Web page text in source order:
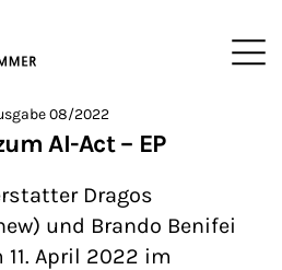
>
Nachrichten aus Brüssel
08/2022
AI-Act – EP
Dragos
und Brando Benifei
April 2022 im